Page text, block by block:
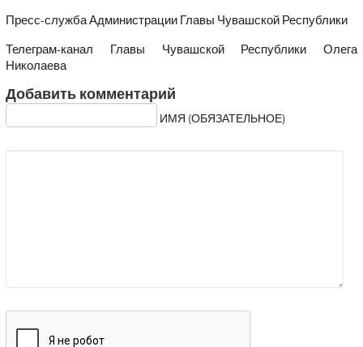
Пресс-служба Администрации Главы Чувашской Республики
Телеграм-канал Главы Чувашской Республики Олега
Николаева
Добавить комментарий
ИМЯ (ОБЯЗАТЕЛЬНОЕ)